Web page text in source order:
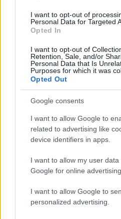
I want to opt-out of
Personal Data for Targeted
Opted In
I want to opt-out of
Retention, Sale, and/or
Personal Data that Is
Purposes for which it was
Opted Out
Google consents
I want to allow Google to
related to advertising like
device identifiers in apps.
I want to allow my user
Google for online
I want to allow Google to
personalized advertising.
Lindauból
Balogh Zsolt•2014. május 26.
2014 május 14-én, épp
születésnapom után,
ausztriai Dornbirnba és a
Royce múzeumba. Az új
elkísért, aki még
vonatozott más országban.